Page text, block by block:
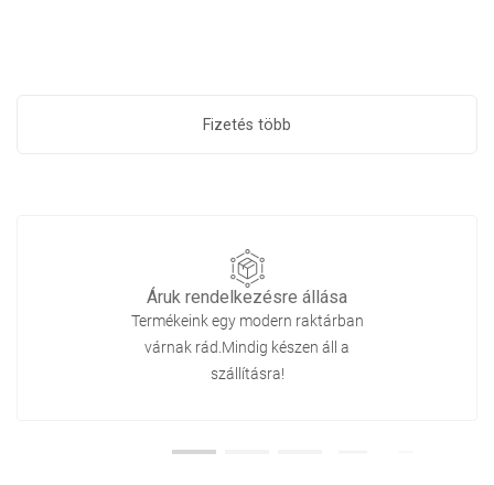
Fizetés több
Áruk rendelkezésre állása
Termékeink egy modern raktárban
várnak rád.Mindig készen áll a
szállításra!